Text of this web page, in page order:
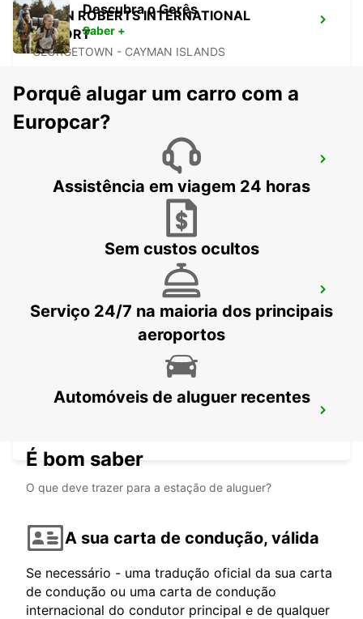
OWEN ROBERTS INTERNATIONAL
AIRPORT
GEORGETOWN - CAYMAN ISLANDS
CANCUN C MUJERES GRAND
CANCUN - MEXICO
CANCUN C MUJERES TRS CO
CANCUN - MEXICO
Descubra o Gerês
Saber +
Porquê alugar um carro com a
Europcar?
Assistência em viagem 24 horas
Sem custos ocultos
Serviço 24/7 na maioria dos principais
aeroportos
Automóveis de aluguer recentes
É bom saber
O que deve trazer para a estação de aluguer?
A sua carta de condução, válida
Se necessário - uma tradução oficial da sua carta
de condução ou uma carta de condução
internacional do condutor principal e de qualquer